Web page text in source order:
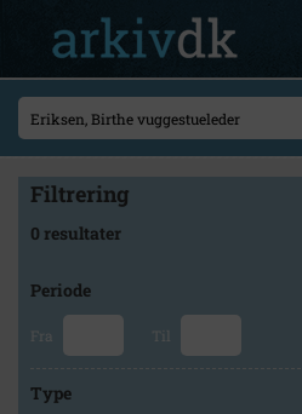
Filtrering
0 resultater
Periode
Fra Til
Type